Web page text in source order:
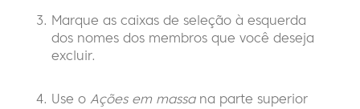
Marque as caixas de seleção à esquerda
dos nomes dos membros que você deseja
excluir.
Use o Ações em massa na parte superior